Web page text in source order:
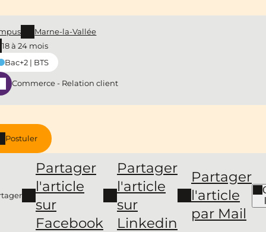
Postuler
Partager
l'article
sur
Facebook
Partager
l'article
sur
Linkedin
Partager
l'article
par Mail
Marne-la-Vallée
18 à 24 mois
Bac+2 | BTS
Commerce - Relation client